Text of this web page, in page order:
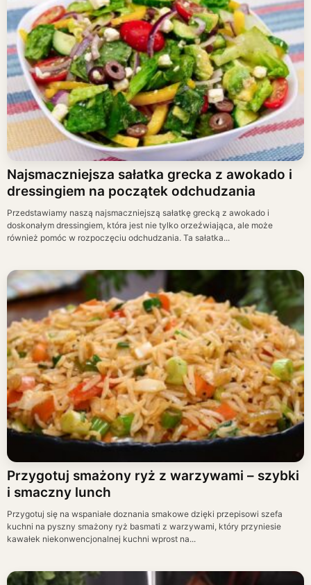
Najsmaczniejsza sałatka grecka z awokado i
dressingiem na początek odchudzania
Przedstawiamy naszą najsmaczniejszą sałatkę grecką z awokado i
doskonałym dressingiem, która jest nie tylko orzeźwiająca, ale może
również pomóc w rozpoczęciu odchudzania. Ta sałatka...
Przygotuj smażony ryż z warzywami – szybki
i smaczny lunch
Przygotuj się na wspaniałe doznania smakowe dzięki przepisowi szefa
kuchni na pyszny smażony ryż basmati z warzywami, który przyniesie
kawałek niekonwencjonalnej kuchni wprost na...